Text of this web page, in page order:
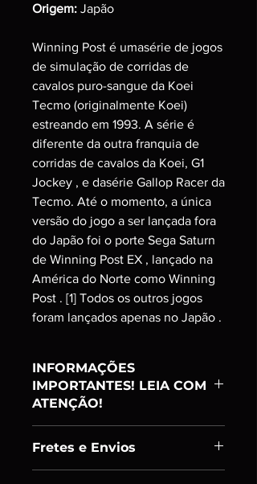
Origem: Japão
Winning Post é umasérie de jogos
de simulação de corridas de
cavalos puro-sangue da Koei
Tecmo (originalmente Koei)
estreando em 1993. A série é
diferente da outra franquia de
corridas de cavalos da Koei, G1
Jockey , e dasérie Gallop Racer da
Tecmo. Até o momento, a única
versão do jogo a ser lançada fora
do Japão foi o porte Sega Saturn
de Winning Post EX , lançado na
América do Norte como Winning
Post . [1] Todos os outros jogos
foram lançados apenas no Japão .
INFORMAÇÕES
IMPORTANTES! LEIA COM
ATENÇÃO!
PRODUTO USADO;
ADQUIRIDO E TESTADO UM A UM;
Fretes e Envios